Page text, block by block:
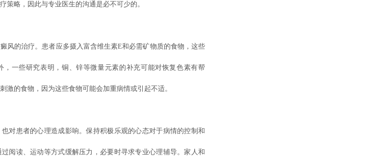
策略，因此与专业医生的沟通是必不可少的。
的治疗。患者应多摄入富含维生素E和必需矿物质的食物，这些
，一些研究表明，铜、锌等微量元素的补充可能对恢复色素有帮
激的食物，因为这些食物可能会加重病情或引起不适。
患者的心理造成影响。保持积极乐观的心态对于病情的控制和
阅读、运动等方式缓解压力，必要时寻求专业心理辅导。家人和